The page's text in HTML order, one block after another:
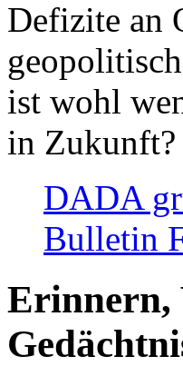
Defizite an
ist wohl
in Zukunft?
DADA
Bulletin
Erinnern,